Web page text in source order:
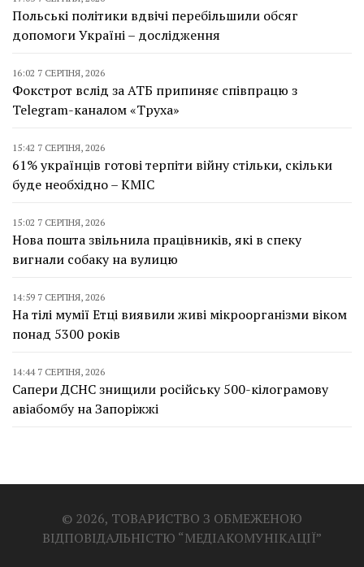
Польські політики вдвічі перебільшили обсяг
допомоги Україні – дослідження
16:02 7 СЕРПНЯ, 2026
Фокстрот вслід за АТБ припиняє співпрацю з
Telegram-каналом «Труха»
15:42 7 СЕРПНЯ, 2026
61% українців готові терпіти війну стільки, скільки
буде необхідно – КМІС
15:02 7 СЕРПНЯ, 2026
Нова пошта звільнила працівників, які в спеку
вигнали собаку на вулицю
14:59 7 СЕРПНЯ, 2026
На тілі мумії Етці виявили живі мікроорганізми віком
понад 5300 років
14:44 7 СЕРПНЯ, 2026
Сапери ДСНС знищили російську 500-кілограмову
авіабомбу на Запоріжжі
© 2026, ТОВАРИСТВО З ОБМЕЖЕНОЮ
ВІДПОВІДАЛЬНІСТЮ “МЕДІАКОМУНІКАЦІЇ”